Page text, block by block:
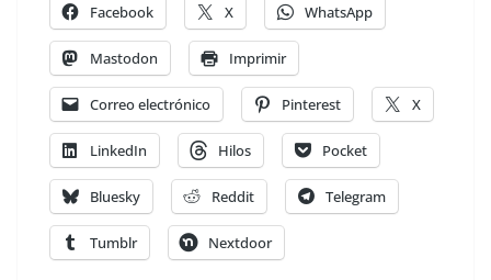
Facebook X WhatsApp
Mastodon Imprimir
Correo electrónico Pinterest X
LinkedIn Hilos Pocket
Bluesky Reddit Telegram
Tumblr Nextdoor